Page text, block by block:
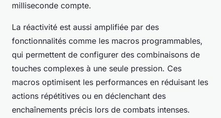
milliseconde compte.
La réactivité est aussi amplifiée par des
fonctionnalités comme les macros programmables,
qui permettent de configurer des combinaisons de
touches complexes à une seule pression. Ces
macros optimisent les performances en réduisant les
actions répétitives ou en déclenchant des
enchaînements précis lors de combats intenses.